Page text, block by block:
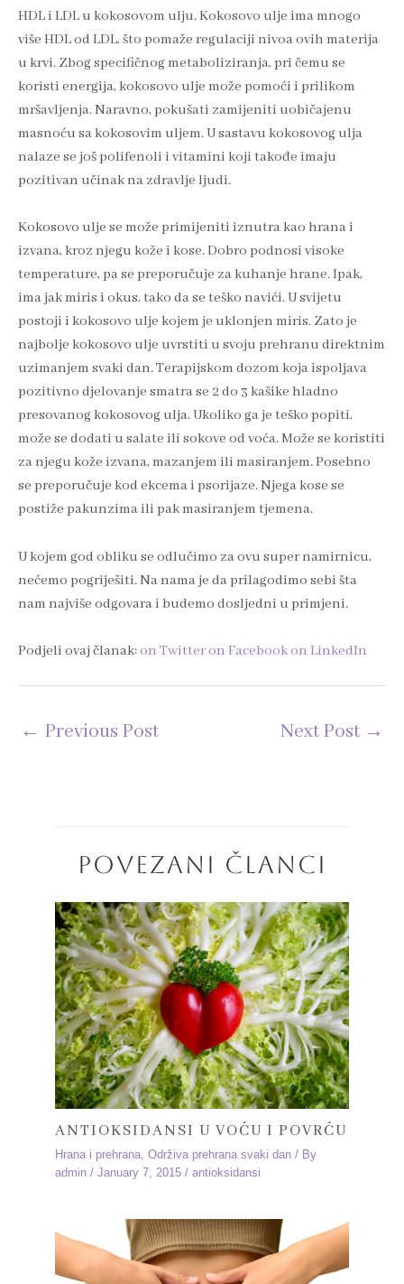
HDL i LDL u kokosovom ulju. Kokosovo ulje ima mnogo
više HDL od LDL, što pomaže regulaciji nivoa ovih materija
u krvi. Zbog specifičnog metaboliziranja, pri čemu se
koristi energija, kokosovo ulje može pomoći i prilikom
mršavljenja. Naravno, pokušati zamijeniti uobičajenu
masnoću sa kokosovim uljem. U sastavu kokosovog ulja
nalaze se još polifenoli i vitamini koji takođe imaju
pozitivan učinak na zdravlje ljudi.
Kokosovo ulje se može primijeniti iznutra kao hrana i
izvana, kroz njegu kože i kose. Dobro podnosi visoke
temperature, pa se preporučuje za kuhanje hrane. Ipak,
ima jak miris i okus, tako da se teško navići. U svijetu
postoji i kokosovo ulje kojem je uklonjen miris. Zato je
najbolje kokosovo ulje uvrstiti u svoju prehranu direktnim
uzimanjem svaki dan. Terapijskom dozom koja ispoljava
pozitivno djelovanje smatra se 2 do 3 kašike hladno
presovanog kokosovog ulja. Ukoliko ga je teško popiti,
može se dodati u salate ili sokove od voća. Može se koristiti
za njegu kože izvana, mazanjem ili masiranjem. Posebno
se preporučuje kod ekcema i psorijaze. Njega kose se
postiže pakunzima ili pak masiranjem tjemena.
U kojem god obliku se odlučimo za ovu super namirnicu,
nećemo pogriješiti. Na nama je da prilagodimo sebi šta
nam najviše odgovara i budemo dosljedni u primjeni.
Podjeli ovaj članak:on Twitteron Facebookon LinkedIn
← Previous Post Next Post →
POVEZANI ČLANCI
ANTIOKSIDANSI U VOĆU I POVRĆU
Hrana i prehrana ,Održiva prehrana svaki dan / By
admin/January 7, 2015/antioksidansi